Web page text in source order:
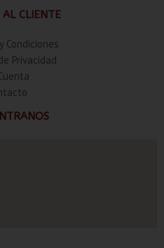
AL CLIENTE
Condiciones
Privacidad